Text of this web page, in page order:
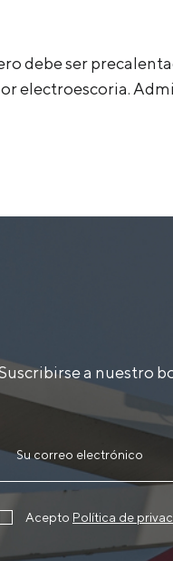
debe ser
electroescoria.
a nuestro
Acepto Política de